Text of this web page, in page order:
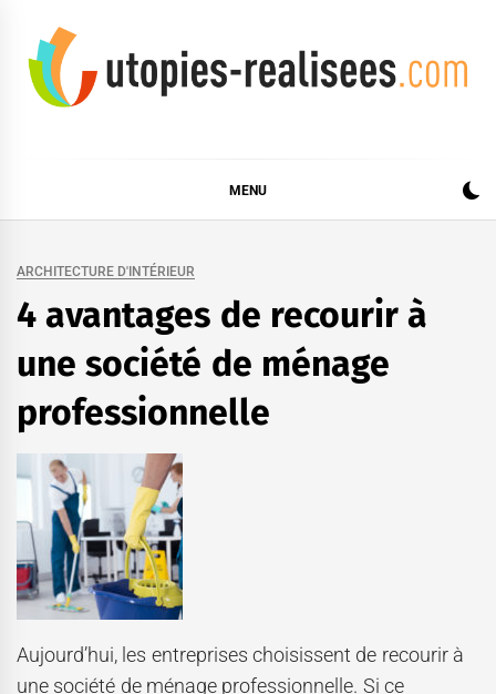
content
MENU
ARCHITECTURE D'INTÉRIEUR
4 avantages de recourir à
une société de ménage
professionnelle
Aujourd’hui, les entreprises choisissent de recourir à
une société de ménage professionnelle. Si ce